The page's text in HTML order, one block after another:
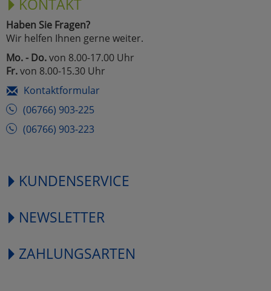
KONTAKT
Haben Sie Fragen?
Wir helfen Ihnen gerne weiter.
Mo. - Do.von 8.00-17.00 Uhr
Fr.von 8.00-15.30 Uhr
Kontaktformular
(06766) 903-225
(06766) 903-223
KUNDENSERVICE
NEWSLETTER
ZAHLUNGSARTEN